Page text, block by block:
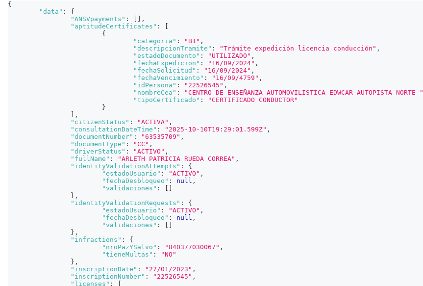
{
"data" :
{
"ANSVpayments" :
,
"aptitudeCertificates" :
{
"categoria" : "B1" ,
"descripcionTramite" : "Trámite expedición licencia conducción" ,
"estadoDocumento" : "UTILIZADO" ,
"fechaExpedicion" : "16/09/2024" ,
"fechaSolicitud" : "16/09/2024" ,
"fechaVencimiento" : "16/09/4759" ,
"idPersona" : "22526545" ,
"nombreCea" : "CENTRO DE ENSEÑANZA AUTOMOVILISTICA EDWCAR AUTOPISTA NORTE "
"tipoCertificado" :
"CERTIFICADO CONDUCTOR"
}
,
"citizenStatus" : "ACTIVA" ,
"consultationDateTime" : "2025-10-10T19:29:01.599Z" ,
"documentNumber" : "63535709" ,
"documentType" : "CC" ,
"driverStatus" : "ACTIVO" ,
"fullName" : "ARLETH PATRICIA RUEDA CORREA" ,
"identityValidationAttempts" :
{
"estadoUsuario" : "ACTIVO" ,
"fechaDesbloqueo" : null ,
"validaciones" :
} ,
"identityValidationRequests" :
{
"estadoUsuario" : "ACTIVO" ,
"fechaDesbloqueo" : null ,
"validaciones" :
} ,
"infractions" :
{
"nroPazYSalvo" : "840377030067" ,
"tieneMultas" :
"NO"
} ,
"inscriptionDate" : "27/01/2023" ,
"inscriptionNumber" : "22526545" ,
"licenses" :